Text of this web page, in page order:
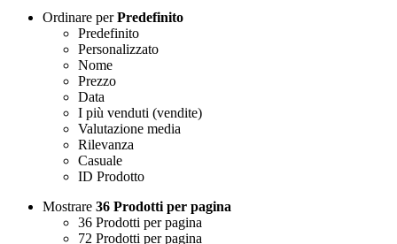
Ordinare perPredefinito
Predefinito
Personalizzato
Nome
Prezzo
Data
I più venduti (vendite)
Valutazione media
Rilevanza
Casuale
ID Prodotto
Mostrare 36 Prodotti per pagina
36 Prodotti per pagina
72 Prodotti per pagina